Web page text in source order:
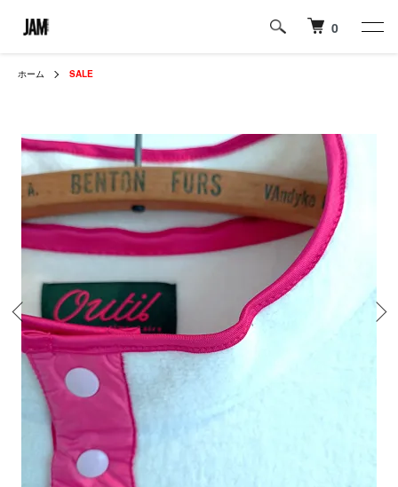
0
ホーム SALE